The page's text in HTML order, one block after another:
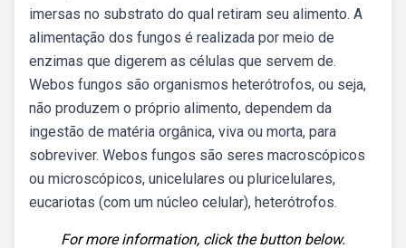
imersas no substrato do qual retiram seu alimento. A
alimentação dos fungos é realizada por meio de
enzimas que digerem as células que servem de.
Webos fungos são organismos heterótrofos, ou seja,
não produzem o próprio alimento, dependem da
ingestão de matéria orgânica, viva ou morta, para
sobreviver. Webos fungos são seres macroscópicos
ou microscópicos, unicelulares ou pluricelulares,
eucariotas (com um núcleo celular), heterótrofos.
For more information, click the button below.